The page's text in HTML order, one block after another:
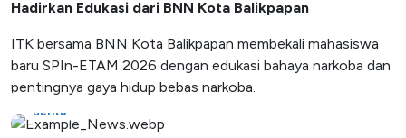
Hadirkan Edukasi dari BNN Kota Balikpapan
ITK bersama BNN Kota Balikpapan membekali mahasiswa
baru SPIn-ETAM 2026 dengan edukasi bahaya narkoba dan
pentingnya gaya hidup bebas narkoba.
Berita